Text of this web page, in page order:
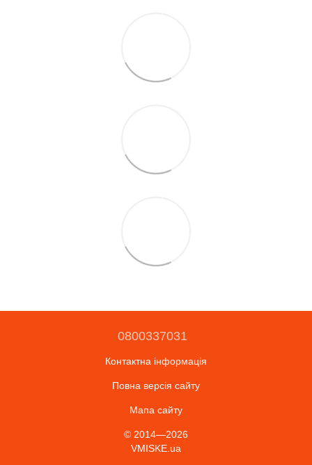
0800337031
Контактна інформація
Повна версія сайту
Мапа сайту
© 2014—2026
VMISKE.ua